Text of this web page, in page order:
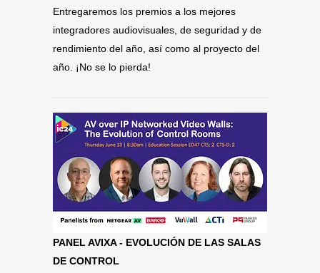
Entregaremos los premios a los mejores
integradores audiovisuales, de seguridad y de
rendimiento del año, así como al proyecto del
año. ¡No se lo pierda!
PANEL AVIXA - EVOLUCIÓN DE LAS SALAS
DE CONTROL